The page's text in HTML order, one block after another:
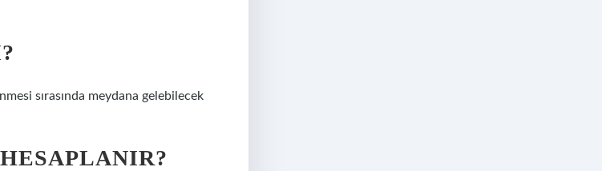
sırasında meydana gelebilecek